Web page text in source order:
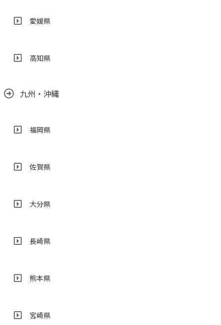
愛媛県
高知県
九州・沖縄
福岡県
佐賀県
大分県
長崎県
熊本県
宮崎県